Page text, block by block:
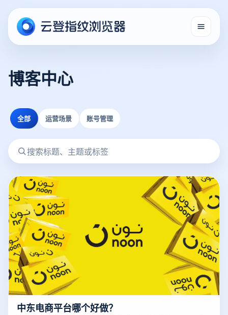
博客中心
全部 运营场景 账号管理
中东电商平台哪个好做？